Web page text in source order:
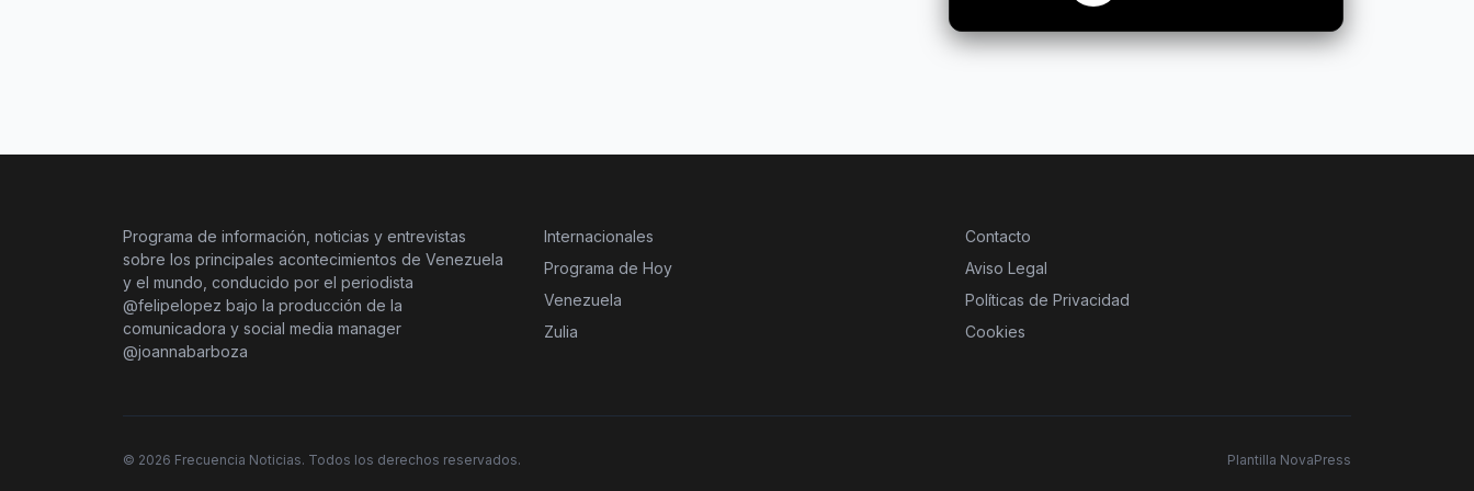
Programa de información, noticias y entrevistas
sobre los principales acontecimientos de Venezuela
y el mundo, conducido por el periodista
@felipelopez bajo la producción de la
comunicadora y social media manager
@joannabarboza
Internacionales
Programa de Hoy
Venezuela
Zulia
Contacto
Aviso Legal
Políticas de Privacidad
Cookies
© 2026 Frecuencia Noticias. Todos los derechos reservados. Plantilla NovaPress